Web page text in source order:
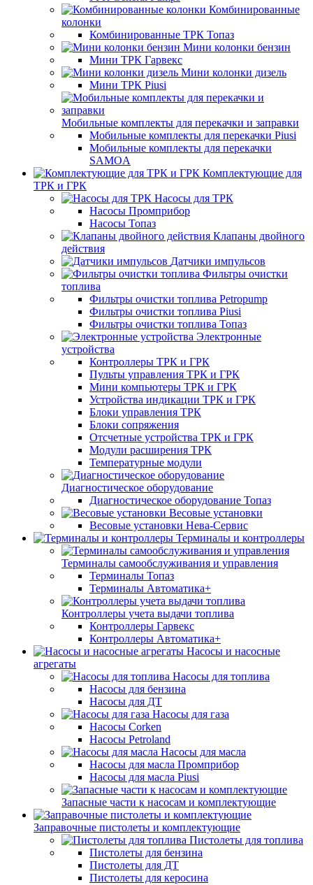
Комбинированные
колонки
Комбинированные ТРК Топаз
Мини колонки бензин
Мини ТРК Гарвекс
Мини колонки дизель
Мини ТРК Piusi
Мобильные комплекты для перекачки и заправки
Мобильные комплекты для перекачки Piusi
Мобильные комплекты для перекачки
SAMOA
Комплектующие для
ТРК и ГРК
Насосы для ТРК
Насосы Промприбор
Насосы Топаз
Клапаны двойного
действия
Датчики импульсов
Фильтры очистки
топлива
Фильтры очистки топлива Petropump
Фильтры очистки топлива Piusi
Фильтры очистки топлива Топаз
Электронные
устройства
Контроллеры ТРК и ГРК
Пульты управления ТРК и ГРК
Мини компьютеры ТРК и ГРК
Устройства индикации ТРК и ГРК
Блоки управления ТРК
Блоки сопряжения
Отсчетные устройства ТРК и ГРК
Модули расширения ТРК
Температурные модули
Диагностическое оборудование
Диагностическое оборудование Топаз
Весовые установки
Весовые установки Нева-Сервис
Терминалы и контроллеры
Терминалы самообслуживания и управления
Терминалы Топаз
Терминалы Автоматика+
Контроллеры учета выдачи топлива
Контроллеры Гарвекс
Контроллеры Автоматика+
Насосы и насосные
агрегаты
Насосы для топлива
Насосы для бензина
Насосы для ДТ
Насосы для газа
Насосы Corken
Насосы Petroland
Насосы для масла
Насосы для масла Промприбор
Насосы для масла Piusi
Запасные части к насосам и комплектующие
Заправочные пистолеты и комплектующие
Пистолеты для топлива
Пистолеты для бензина
Пистолеты для ДТ
Пистолеты для керосина